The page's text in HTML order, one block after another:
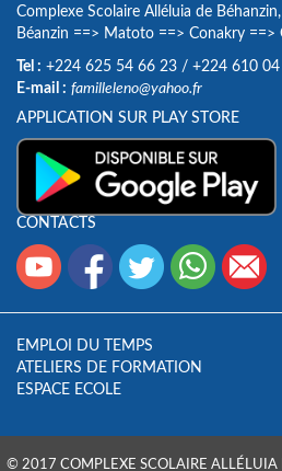
Complexe Scolaire Alléluia de Béhanzin,
Béanzin ==> Matoto ==> Conakry ==>
Tel : +224 625 54 66 23 / +224 610
E-mail : familleleno@yahoo.fr
APPLICATION SUR PLAY STORE
CONTACTS
EMPLOI DU TEMPS
ATELIERS DE FORMATION
ESPACE ECOLE
© 2017 COMPLEXE SCOLAIRE